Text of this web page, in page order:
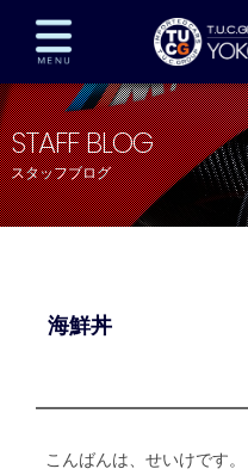
在庫車両情報 保
TUCとは？
全国納車
STAFF BLOG
スタッフブログ
海鮮丼
こんばんは、せいけです。